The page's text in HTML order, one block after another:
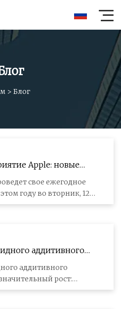
> Блог
Apple: новые
ожидать помимо
свое ежегодное
году во вторник, 12
аддитивного
значительный рост и
аддитивного
рост:
к 2030 году сос